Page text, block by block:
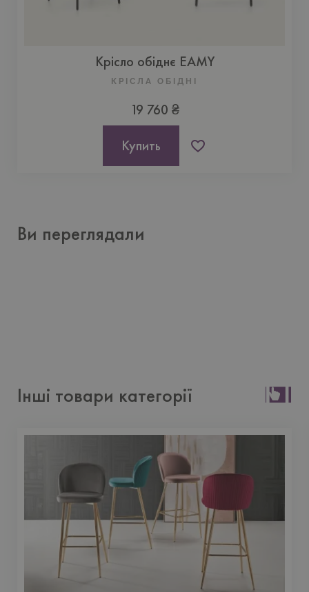
Крісло обіднє EAMY
КРІСЛА ОБІДНІ
19 760 ₴
Купить
Ви переглядали
Інші товари категорії